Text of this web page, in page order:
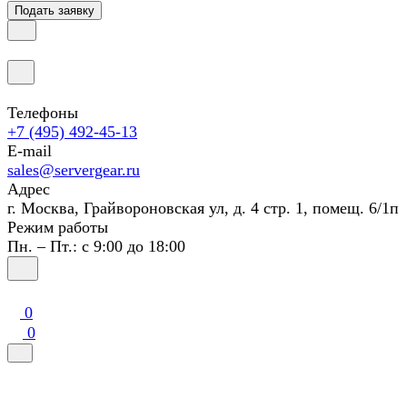
Подать заявку
Телефоны
+7 (495) 492-45-13
E-mail
sales@servergear.ru
Адрес
г. Москва, Грайвороновская ул, д. 4 стр. 1, помещ. 6/1п
Режим работы
Пн. – Пт.: с 9:00 до 18:00
0
0